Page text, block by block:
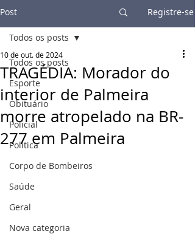
Post Registre-se
Todos os posts
Esporte
Obituário
Policial
Politica
Corpo de Bombeiros
Saúde
Geral
Nova categoria
Todos os posts
TRAGÉDIA: Morador do
interior de Palmeira
morre atropelado na BR-
277 em Palmeira
10 de out. de 2024